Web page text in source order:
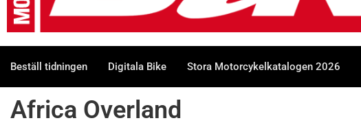
Beställ tidningen Digitala Bike Stora Motorcykelkatalogen 2026
Africa Overland